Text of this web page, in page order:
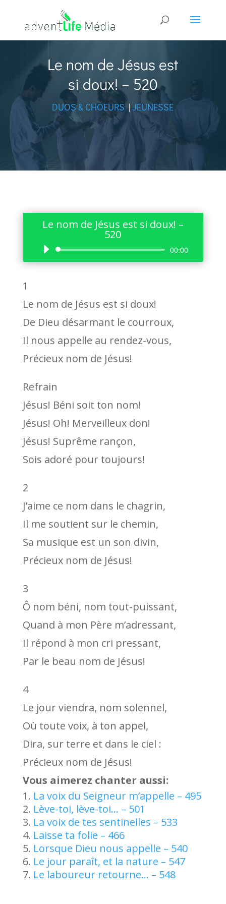
Le nom de Jésus est
si doux! – 520
DUOS & CHOEURS|JEUNESSE
Le nom de Jésus est si doux! –
520
Lecteur
audio
00:00
1
Le nom de Jésus est si doux!
De Dieu désarmant le courroux,
Il nous appelle au rendez-vous,
Précieux nom de Jésus!
Refrain
Jésus! Béni soit ton nom!
Jésus! Oh! Merveilleux don!
Jésus! Suprême rançon,
Sois adoré pour toujours!
2
J’aime ce nom dans le chagrin,
Il me soutient sur le chemin,
Sa musique est un son divin,
Précieux nom de Jésus!
3
Ô nom béni, nom tout-puissant,
Quand à mon Père m’adressant,
Il répond à mon cri pressant,
Par le beau nom de Jésus!
4
Le jour viendra, nom solennel,
Où toute voix, à ton appel,
Dira, sur terre et dans le ciel :
Précieux nom de Jésus!
Vous aimerez chanter aussi:
La voix du Seigneur m’appelle – 495
Lève-toi, lève-toi… – 501
La voix de tes sentinelles – 533
Laisse ta folie – 466
Lorsque Dieu nous appelle – 540
Le jour paraît, et la nature – 547
Le laboureur retourne… – 548